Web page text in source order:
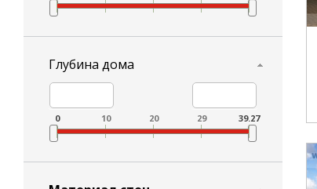
Глубина дома
0 10 20 29 39.27